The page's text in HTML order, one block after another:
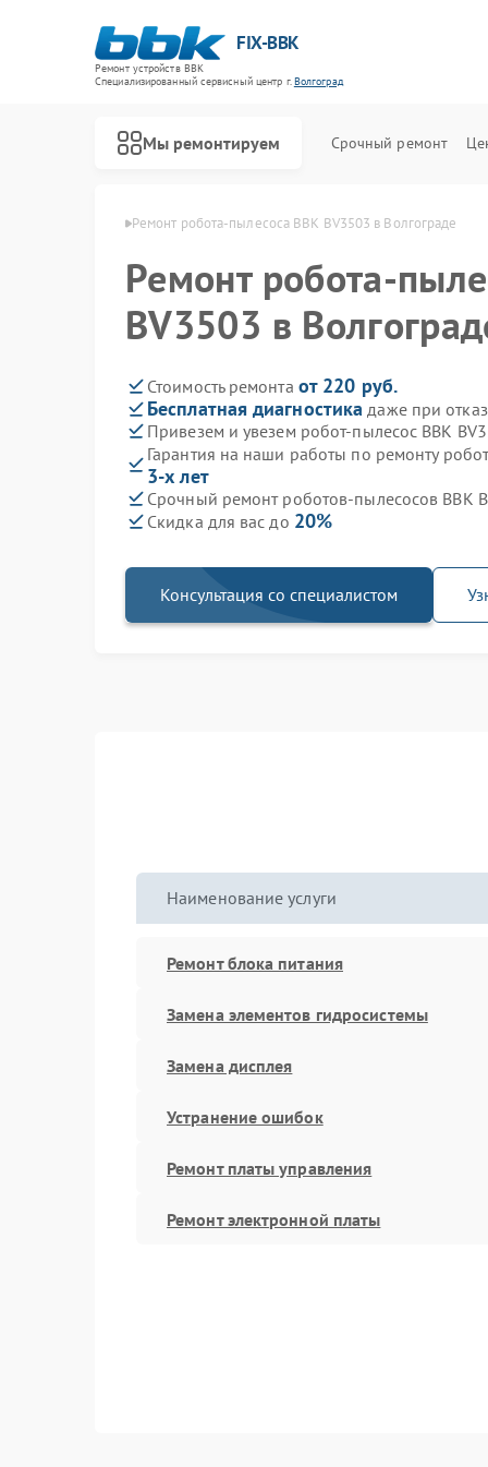
FIX-BBK
Ремонт устройств BBK
Специализированный cервисный центр г.Волгоград
Мы ремонтируем Срочный ремонт
Ремонт робота-пылесоса BBK BV3503 в Волгограде
Ремонт робота-
BV3503 в
Стоимость ремонта от 220 руб.
Бесплатная диагностика даже при
Привезем и увезем робот-пылесос BBK
Гарантия на наши работы по ремонту
3-х лет
Срочный ремонт роботов-пылесосов BBK
Скидка для вас до 20%
Консультация со специалистом
Наименование услуги
Ремонт блока питания
Замена элементов гидросистемы
Замена дисплея
Устранение ошибок
Ремонт платы управления
Ремонт электронной платы